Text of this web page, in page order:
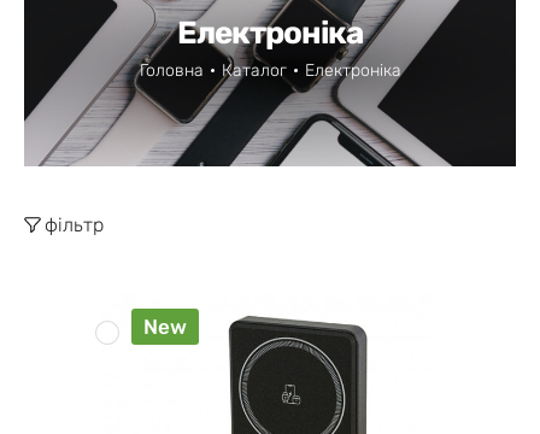
Електроніка
Головна Каталог Електроніка
фільтр
New